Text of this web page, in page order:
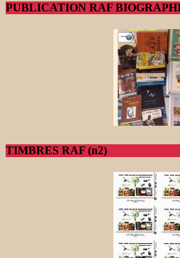
PUBLICATION RAF
TIMBRES RAF (n2)